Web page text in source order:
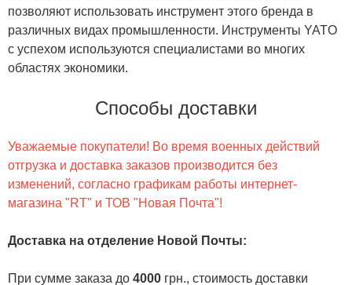
позволяют использовать инструмент этого бренда в
различных видах промышленности. Инструменты YATO
с успехом используются специалистами во многих
областях экономики.
Способы доставки
Уважаемые покупатели! Во время военных действий
отгрузка и доставка заказов производится без
изменений, согласно графикам работы интернет-
магазина "RT" и ТОВ "Новая Почта"!
Доставка на отделение Новой Почты:
При сумме заказа до 4000 грн., стоимость доставки